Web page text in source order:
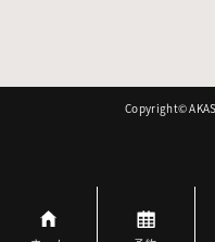
Copyright©︎